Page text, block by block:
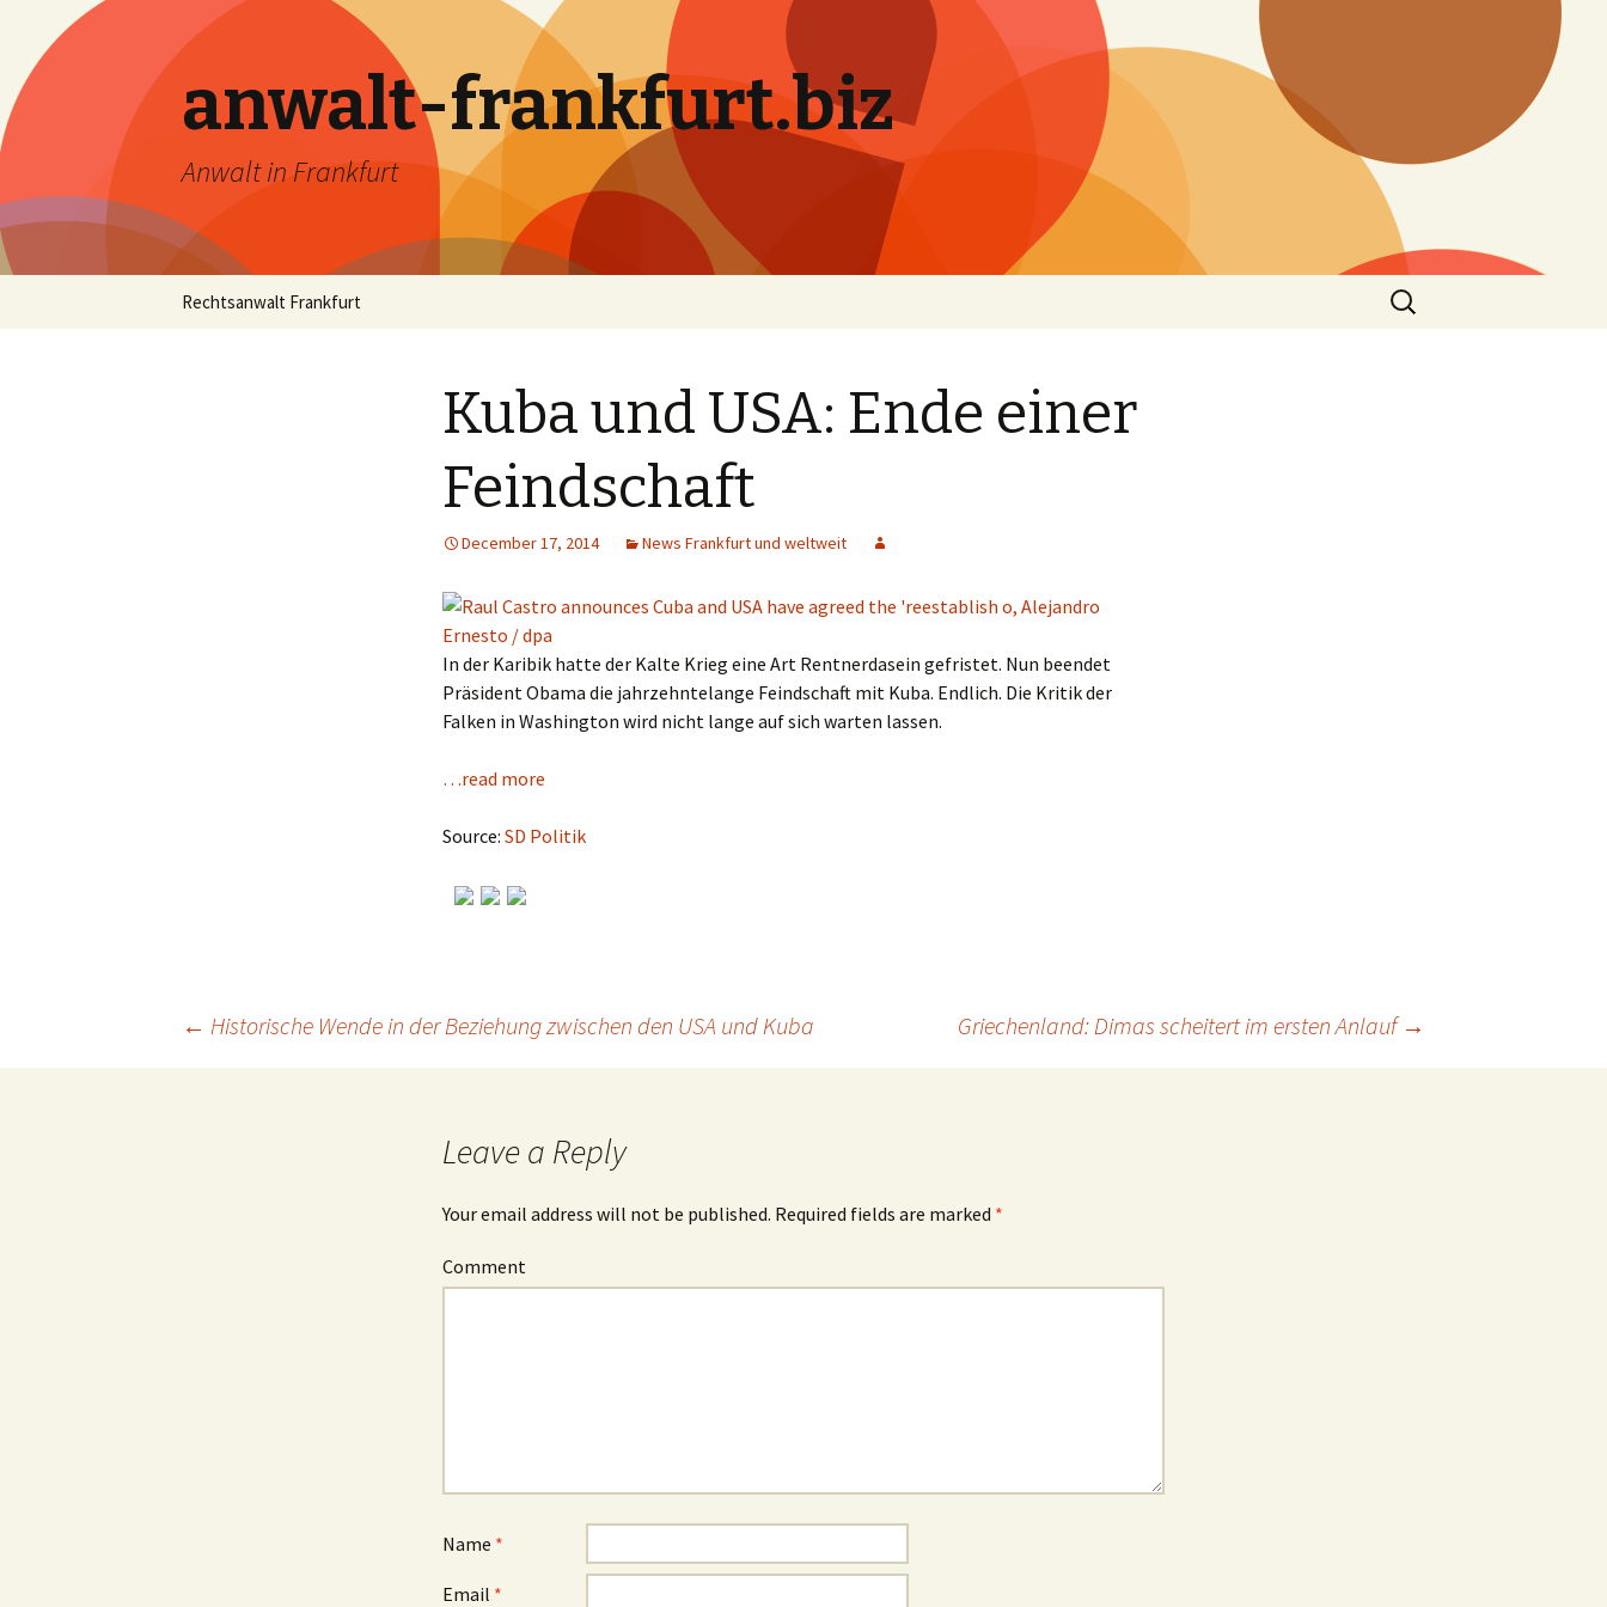
anwalt-frankfurt.biz
Anwalt in Frankfurt
Skip
Rechtsanwalt Frankfurt
Search
for:
Kuba und USA: Ende einer
Feindschaft
December 17, 2014 News Frankfurt und weltweit
In der Karibik hatte der Kalte Krieg eine Art Rentnerdasein gefristet. Nun beendet
Präsident Obama die jahrzehntelange Feindschaft mit Kuba. Endlich. Die Kritik der
Falken in Washington wird nicht lange auf sich warten lassen.
…read more
Source: SD Politik
Post
← Historische Wende in der Beziehung zwischen den USA und Kuba Griechenland: Dimas scheitert im ersten Anlauf →
Leave a Reply
Your email address will not be published. Required fields are marked *
Comment
Name *
Email *